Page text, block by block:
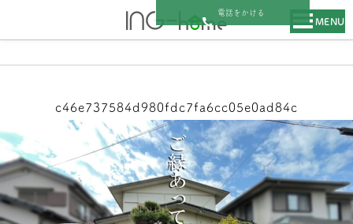
MENU
c46e737584d980fdc7fa6cc05e0ad84c
電話をかける